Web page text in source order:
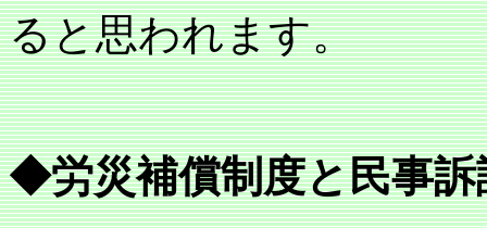
ると思われます。
◆労災補償制度と民事訴